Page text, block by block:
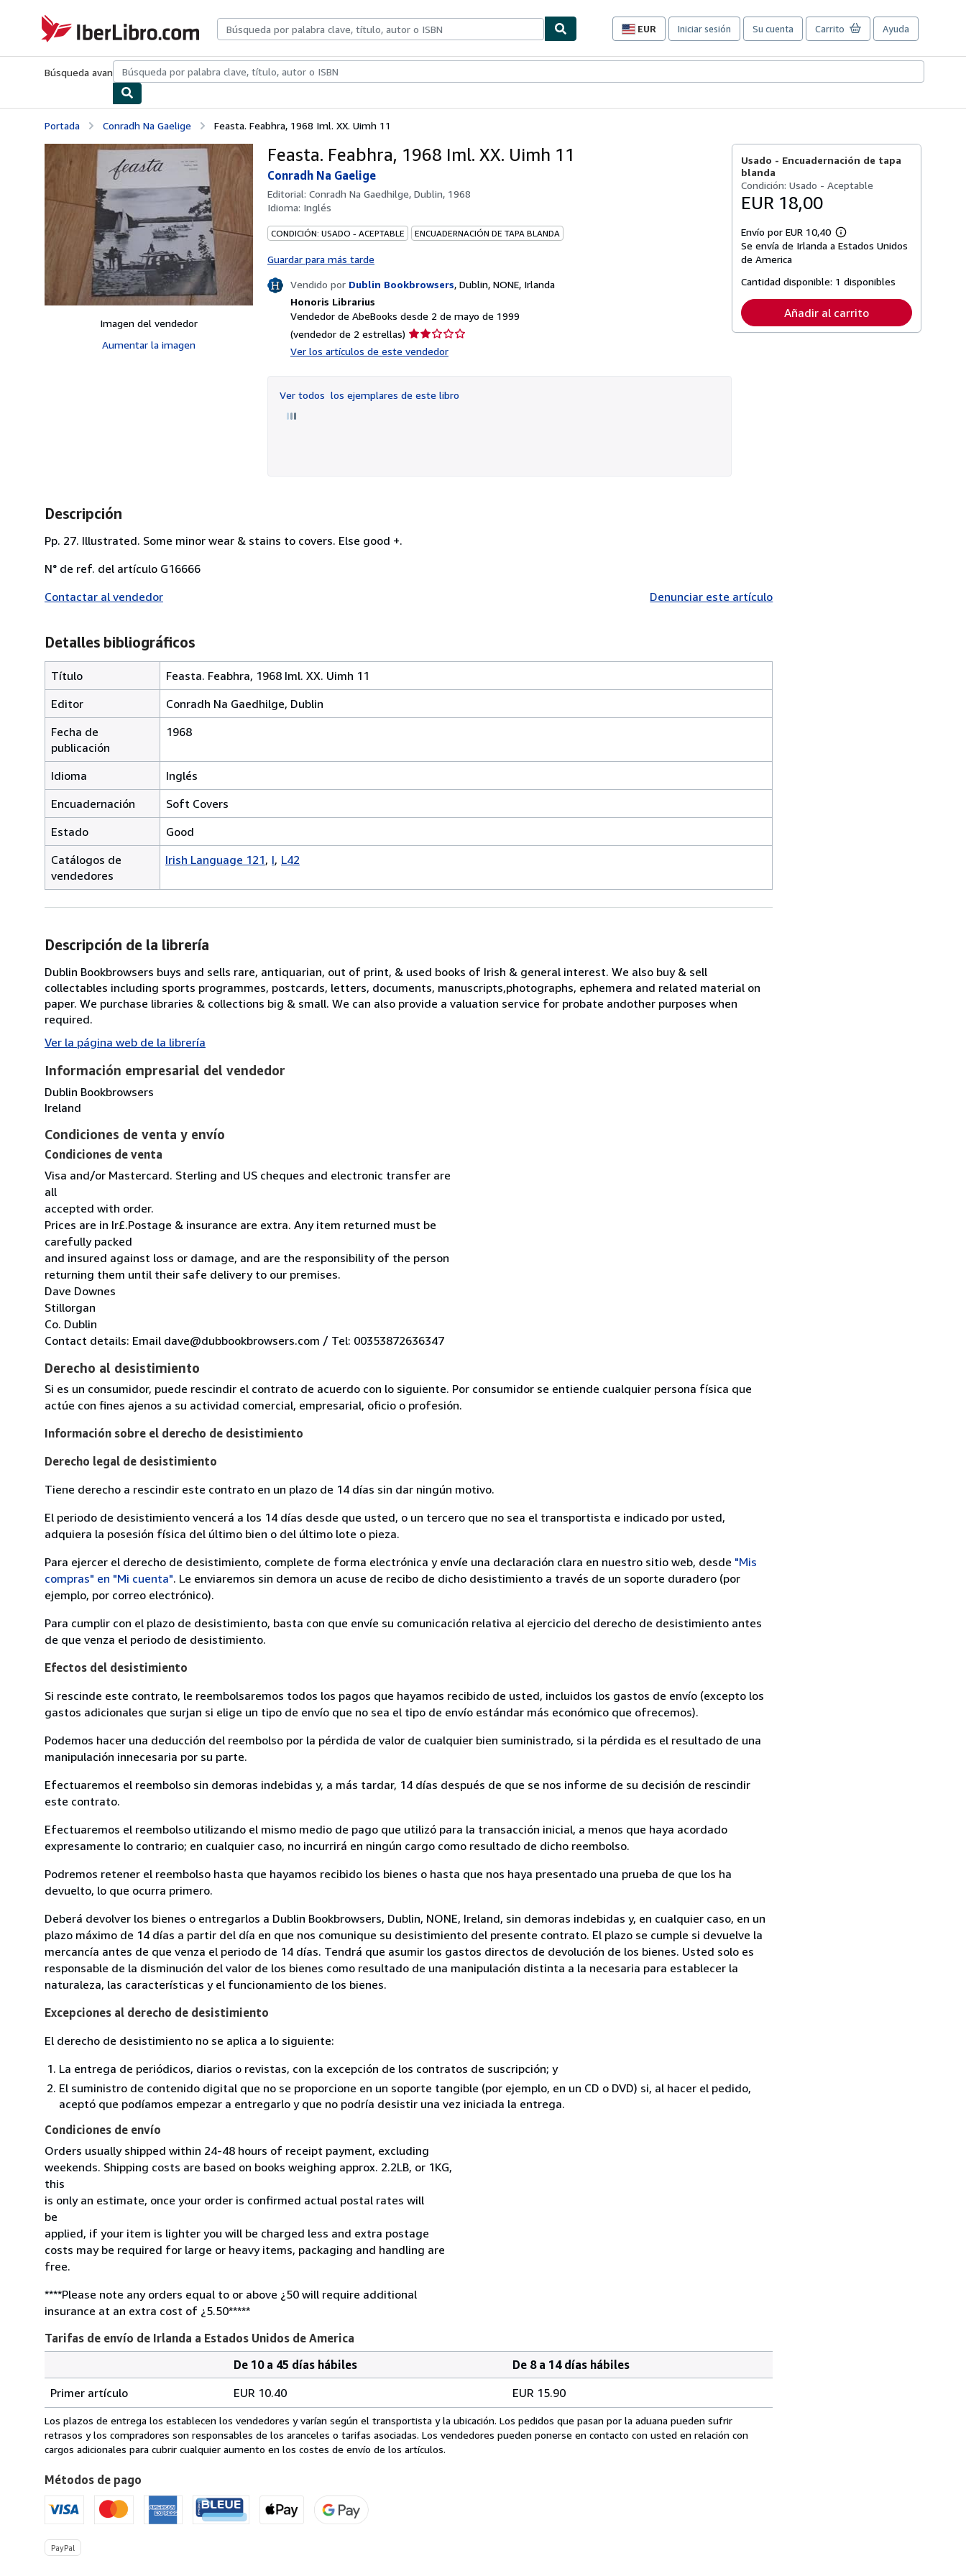
IberLibro.com
EUR
Preferencias
compra
sitio.
Iniciar sesión Su cuenta Carrito Ayuda
Búsqueda avanzadaColecciones Libros antiguosArte y coleccionismo
Portada Conradh Na Gaelige Feasta. Feabhra, 1968 Iml. XX. Uimh 11
Imagen del vendedor
Aumentar la imagen
Feasta. Feabhra, 1968 Iml. XX. Uimh 11
Conradh Na Gaelige
Editorial: Conradh Na Gaedhilge, Dublin, 1968
Idioma: Inglés
CONDICIÓN: USADO - ACEPTABLE ENCUADERNACIÓN DE TAPA BLANDA
Guardar para más tarde
Vendido por Dublin Bookbrowsers, Dublin, NONE, Irlanda
Honoris Librarius
Vendedor de AbeBooks desde 2 de mayo de 1999
(vendedor de 2 estrellas) Calificación
Ver los artículos de este vendedor
Ver todos los ejemplares de este libro
Usado - Encuadernación de tapa
blanda
Condición: Usado - Aceptable
EUR 18,00
Envío por EUR 10,40
Más
información
tarifas
envío
Se envía de Irlanda a Estados Unidos
de America
Cantidad disponible: 1 disponibles
Añadir al carrito
Descripción
Pp. 27. Illustrated. Some minor wear & stains to covers. Else good +.
N° de ref. del artículo G16666
Contactar al vendedor
Denunciar este artículo
Detalles bibliográficos
Título
Feasta. Feabhra, 1968 Iml. XX. Uimh 11
Editor
Conradh Na Gaedhilge, Dublin
Fecha de
publicación
1968
Idioma
Inglés
Encuadernación
Soft Covers
Estado
Good
Catálogos de
vendedores
Irish Language 121 I L42
Descripción de la librería
Dublin Bookbrowsers buys and sells rare, antiquarian, out of print, & used books of Irish & general interest. We also buy & sell
collectables including sports programmes, postcards, letters, documents, manuscripts,photographs, ephemera and related material on
paper. We purchase libraries & collections big & small. We can also provide a valuation service for probate andother purposes when
required.
Ver la página web de la librería
Información empresarial del vendedor
Dublin Bookbrowsers
Ireland
Condiciones de venta y envío
Condiciones de venta
Visa and/or Mastercard. Sterling and US cheques and electronic transfer are
all
accepted with order.
Prices are in Ir£.Postage & insurance are extra. Any item returned must be
carefully packed
and insured against loss or damage, and are the responsibility of the person
returning them until their safe delivery to our premises.
Dave Downes
Stillorgan
Co. Dublin
Contact details: Email dave@dubbookbrowsers.com / Tel: 00353872636347
Derecho al desistimiento
Si es un consumidor, puede rescindir el contrato de acuerdo con lo siguiente. Por consumidor se entiende cualquier persona física que
actúe con fines ajenos a su actividad comercial, empresarial, oficio o profesión.
Información sobre el derecho de desistimiento
Derecho legal de desistimiento
Tiene derecho a rescindir este contrato en un plazo de 14 días sin dar ningún motivo.
El periodo de desistimiento vencerá a los 14 días desde que usted, o un tercero que no sea el transportista e indicado por usted,
adquiera la posesión física del último bien o del último lote o pieza.
Para ejercer el derecho de desistimiento, complete de forma electrónica y envíe una declaración clara en nuestro sitio web, desde "Mis
compras" en "Mi cuenta". Le enviaremos sin demora un acuse de recibo de dicho desistimiento a través de un soporte duradero (por
ejemplo, por correo electrónico).
Para cumplir con el plazo de desistimiento, basta con que envíe su comunicación relativa al ejercicio del derecho de desistimiento antes
de que venza el periodo de desistimiento.
Efectos del desistimiento
Si rescinde este contrato, le reembolsaremos todos los pagos que hayamos recibido de usted, incluidos los gastos de envío (excepto los
gastos adicionales que surjan si elige un tipo de envío que no sea el tipo de envío estándar más económico que ofrecemos).
Podemos hacer una deducción del reembolso por la pérdida de valor de cualquier bien suministrado, si la pérdida es el resultado de una
manipulación innecesaria por su parte.
Efectuaremos el reembolso sin demoras indebidas y, a más tardar, 14 días después de que se nos informe de su decisión de rescindir
este contrato.
Efectuaremos el reembolso utilizando el mismo medio de pago que utilizó para la transacción inicial, a menos que haya acordado
expresamente lo contrario; en cualquier caso, no incurrirá en ningún cargo como resultado de dicho reembolso.
Podremos retener el reembolso hasta que hayamos recibido los bienes o hasta que nos haya presentado una prueba de que los ha
devuelto, lo que ocurra primero.
Deberá devolver los bienes o entregarlos a Dublin Bookbrowsers, Dublin, NONE, Ireland, sin demoras indebidas y, en cualquier caso, en un
plazo máximo de 14 días a partir del día en que nos comunique su desistimiento del presente contrato. El plazo se cumple si devuelve la
mercancía antes de que venza el periodo de 14 días. Tendrá que asumir los gastos directos de devolución de los bienes. Usted solo es
responsable de la disminución del valor de los bienes como resultado de una manipulación distinta a la necesaria para establecer la
naturaleza, las características y el funcionamiento de los bienes.
Excepciones al derecho de desistimiento
El derecho de desistimiento no se aplica a lo siguiente:
La entrega de periódicos, diarios o revistas, con la excepción de los contratos de suscripción; y
El suministro de contenido digital que no se proporcione en un soporte tangible (por ejemplo, en un CD o DVD) si, al hacer el pedido,
aceptó que podíamos empezar a entregarlo y que no podría desistir una vez iniciada la entrega.
Condiciones de envío
Orders usually shipped within 24-48 hours of receipt payment, excluding
weekends. Shipping costs are based on books weighing approx. 2.2LB, or 1KG,
this
is only an estimate, once your order is confirmed actual postal rates will
be
applied, if your item is lighter you will be charged less and extra postage
costs may be required for large or heavy items, packaging and handling are
free.
****Please note any orders equal to or above ¿50 will require additional
insurance at an extra cost of ¿5.50*****
Tarifas de envío de Irlanda a Estados Unidos de America
de
envío
de
Irlanda
Estados
Unidos
de
America
pedido
De 10 a 45 días hábiles
De 8 a 14 días hábiles
Primer artículo
EUR 10.40 EUR 15.90
Los plazos de entrega los establecen los vendedores y varían según el transportista y la ubicación. Los pedidos que pasan por la aduana pueden sufrir
retrasos y los compradores son responsables de los aranceles o tarifas asociadas. Los vendedores pueden ponerse en contacto con usted en relación con
cargos adicionales para cubrir cualquier aumento en los costes de envío de los artículos.
Métodos de pago
PayPal